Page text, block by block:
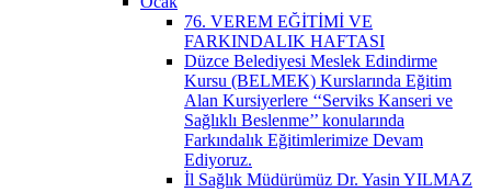
76. VEREM EĞİTİMİ VE
FARKINDALIK HAFTASI
Düzce Belediyesi Meslek Edindirme
Kursu (BELMEK) Kurslarında Eğitim
Alan Kursiyerlere ‘‘Serviks Kanseri ve
Sağlıklı Beslenme’’ konularında
Farkındalık Eğitimlerimize Devam
Ediyoruz.
İl Sağlık Müdürümüz Dr. Yasin YILMAZ